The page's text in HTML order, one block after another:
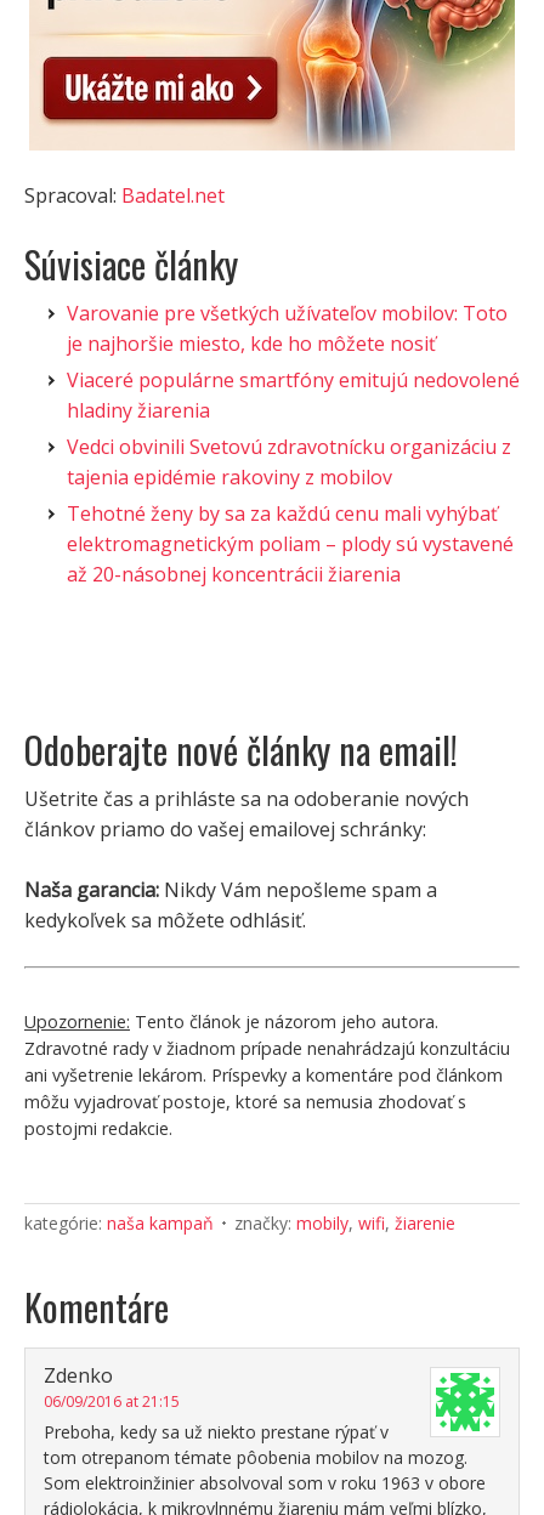
Spracoval: Badatel.net
Súvisiace články
Varovanie pre všetkých užívateľov mobilov: Toto
je najhoršie miesto, kde ho môžete nosiť
Viaceré populárne smartfóny emitujú nedovolené
hladiny žiarenia
Vedci obvinili Svetovú zdravotnícku organizáciu z
tajenia epidémie rakoviny z mobilov
Tehotné ženy by sa za každú cenu mali vyhýbať
elektromagnetickým poliam – plody sú vystavené
až 20-násobnej koncentrácii žiarenia
Odoberajte nové články na email!
Ušetrite čas a prihláste sa na odoberanie nových
článkov priamo do vašej emailovej schránky:
Naša garancia: Nikdy Vám nepošleme spam a
kedykoľvek sa môžete odhlásiť.
Upozornenie: Tento článok je názorom jeho autora.
Zdravotné rady v žiadnom prípade nenahrádzajú konzultáciu
ani vyšetrenie lekárom. Príspevky a komentáre pod článkom
môžu vyjadrovať postoje, ktoré sa nemusia zhodovať s
postojmi redakcie.
kategórie: naša kampaň značky: mobily, wifi, žiarenie
Komentáre
Zdenko
06/09/2016 at 21:15
Preboha, kedy sa už niekto prestane rýpať v
tom otrepanom témate pôobenia mobilov na mozog.
Som elektroinžinier absolvoval som v roku 1963 v obore
rádiolokácia, k mikrovlnnému žiareniu mám veľmi blízko,